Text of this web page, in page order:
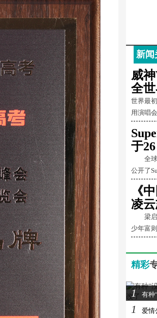
新闻
威
全
世界最
用演唱
于
全球
公开了
《
凌
梁启超
少年富
精彩
1 有种
1 爱情